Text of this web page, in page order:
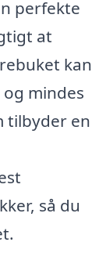
perfekte
at
kan
mindes
tilbyder en
så du